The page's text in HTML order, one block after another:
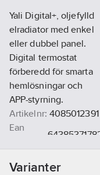
Yali Digital+, oljefylld
elradiator med enkel
eller dubbel panel.
Digital termostat
förberedd för smarta
hemlösningar och
APP-styrning.
Artikelnr: 4085012391
Ean
artikelnr:
Varianter